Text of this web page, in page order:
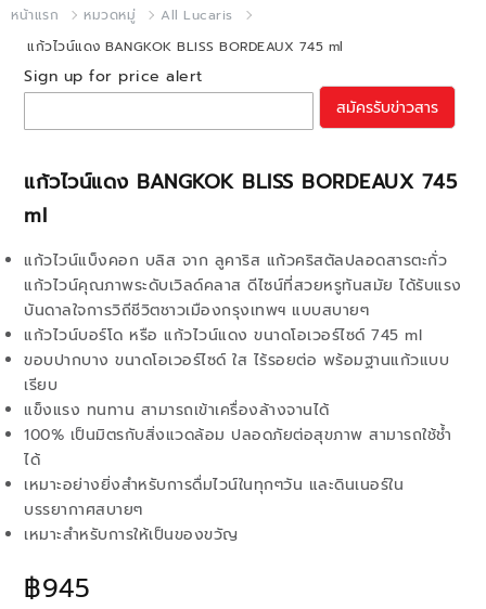
หน้าแรก หมวดหมู่
All Lucaris
แก้วไวน์แดง BANGKOK BLISS BORDEAUX 745 ml
แก้วไวน์แดง BANGKOK BLISS BORDEAUX 745
ml
฿945
แก้วไวน์แบ็งคอก บลิส จาก ลูคาริส แก้วคริสตัลปลอดสารตะกั่ว
แก้วไวน์คุณภาพระดับเวิลด์คลาส ดีไซน์ที่สวยหรูทันสมัย ได้รับแรง
บันดาลใจการวิถีชีวิตชาวเมืองกรุงเทพฯ แบบสบายๆ
แก้วไวน์บอร์โด หรือ แก้วไวน์แดง ขนาดโอเวอร์ไซด์ 745 ml
ขอบปากบาง ขนาดโอเวอร์ไซด์ ใส ไร้รอยต่อ พร้อมฐานแก้วแบบ
เรียบ
แข็งแรง ทนทาน สามารถเข้าเครื่องล้างจานได้
100% เป็นมิตรกับสิ่งแวดล้อม ปลอดภัยต่อสุขภาพ สามารถใช้ช้ำ
ได้
เหมาะอย่างยิ่งสำหรับการดื่มไวน์ในทุกๆวัน และดินเนอร์ใน
บรรยากาศสบายๆ
เหมาะสำหรับการให้เป็นของขวัญ
Sign up for price alert
สมัครรับข่าวสาร